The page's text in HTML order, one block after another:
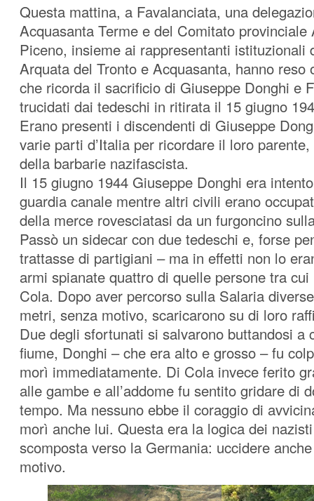
Questa mattina, a Favalanciata, una
Acquasanta Terme e del Comitato
Piceno, insieme ai rappresentanti istituzionali
Arquata del Tronto e Acquasanta, hanno reso
che ricorda il sacrificio di Giuseppe Donghi e
trucidati dai tedeschi in ritirata il 15 giugno
Erano presenti i discendenti di Giuseppe
varie parti d’Italia per ricordare il loro
della barbarie nazifascista.
Il 15 giugno 1944 Giuseppe Donghi era
guardia canale mentre altri civili erano
della merce rovesciatasi da un furgoncino
Passò un sidecar con due tedeschi e, forse
trattasse di partigiani – ma in effetti non lo
armi spianate quattro di quelle persone tra
Cola. Dopo aver percorso sulla Salaria
metri, senza motivo, scaricarono su di loro
Due degli sfortunati si salvarono buttandosi a
fiume, Donghi – che era alto e grosso – fu
morì immediatamente. Di Cola invece ferito
alle gambe e all’addome fu sentito gridare di
tempo. Ma nessuno ebbe il coraggio di
morì anche lui. Questa era la logica dei
scomposta verso la Germania: uccidere
motivo.